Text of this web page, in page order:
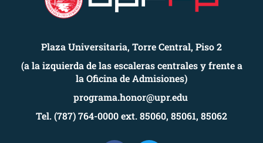
Plaza Universitaria, Torre Central, Piso 2
(a la izquierda de las escaleras centrales y frente a
la Oficina de Admisiones)
programa.honor@upr.edu
Tel. (787) 764-0000 ext. 85060, 85061, 85062